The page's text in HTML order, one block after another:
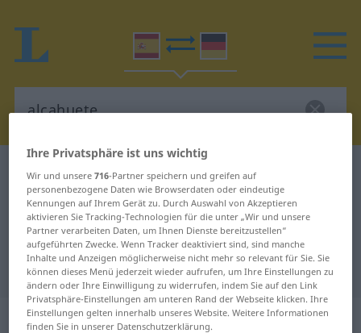
Spanisch-Deutsch Wörterbuch alcahuete
Spanisch-Deutsch Übersetzung für
"alcahuete"
"alcahuete" Deutsch Übersetzung
„alcahuete“: masculino
Ihre Privatsphäre ist uns wichtig
Wir und unsere716-Partner speichern und greifen auf
personenbezogene Daten wie Browserdaten oder eindeutige
Kennungen auf Ihrem Gerät zu. Durch Auswahl von Akzeptieren
aktivieren Sie Tracking-Technologien für die unter „Wir und unsere
Partner verarbeiten Daten, um Ihnen Dienste bereitzustellen“
aufgeführten Zwecke. Wenn Tracker deaktiviert sind, sind manche
Inhalte und Anzeigen möglicherweise nicht mehr so relevant für Sie. Sie
können dieses Menü jederzeit wieder aufrufen, um Ihre Einstellungen zu
ändern oder Ihre Einwilligung zu widerrufen, indem Sie auf den Link
Privatsphäre-Einstellungen am unteren Rand der Webseite klicken. Ihre
Einstellungen gelten innerhalb unseres Website. Weitere Informationen
finden Sie in unserer Datenschutzerklärung.